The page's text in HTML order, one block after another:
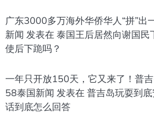
广东3000多万海外华侨华人“拼”出
新闻 发表在 泰国王后居然向谢国民
使后下跪吗？
一年只开放150天，它又来了！普
58泰国新闻 发表在 普吉岛玩耍到
话到底怎么回答